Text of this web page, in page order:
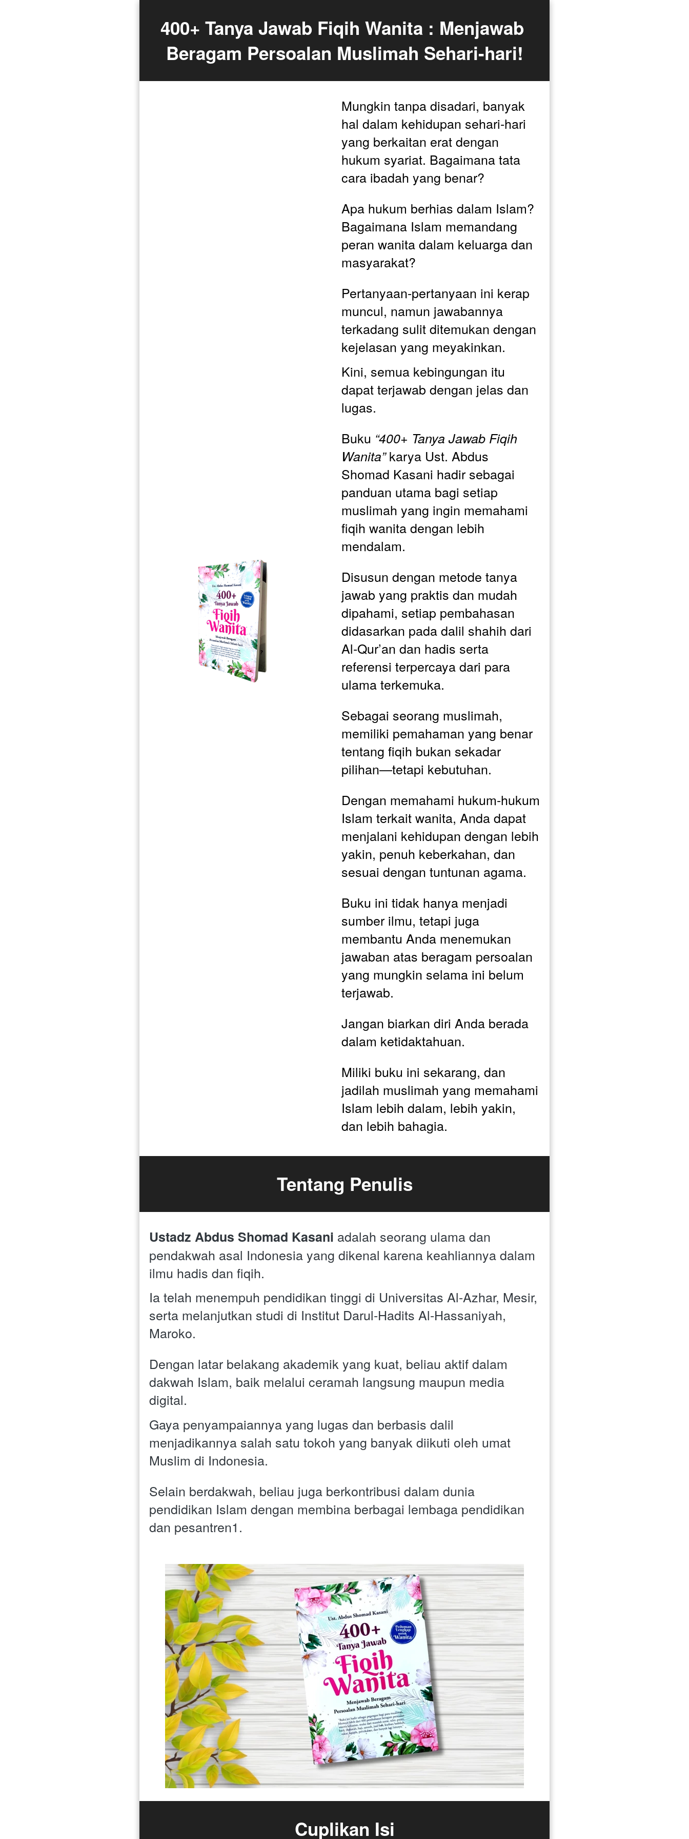
400+ Tanya Jawab Fiqih Wanita : Menjawab
Beragam Persoalan Muslimah Sehari-hari!
Mungkin tanpa disadari, banyak
hal dalam kehidupan sehari-hari
yang berkaitan erat dengan
hukum syariat. Bagaimana tata
cara ibadah yang benar?
Apa hukum berhias dalam Islam?
Bagaimana Islam memandang
peran wanita dalam keluarga dan
masyarakat?
Pertanyaan-pertanyaan ini kerap
muncul, namun jawabannya
terkadang sulit ditemukan dengan
kejelasan yang meyakinkan.
Kini, semua kebingungan itu
dapat terjawab dengan jelas dan
lugas.
Buku “400+ Tanya Jawab Fiqih
Wanita” karya Ust. Abdus
Shomad Kasani hadir sebagai
panduan utama bagi setiap
muslimah yang ingin memahami
fiqih wanita dengan lebih
mendalam.
Disusun dengan metode tanya
jawab yang praktis dan mudah
dipahami, setiap pembahasan
didasarkan pada dalil shahih dari
Al-Qur’an dan hadis serta
referensi terpercaya dari para
ulama terkemuka.
Sebagai seorang muslimah,
memiliki pemahaman yang benar
tentang fiqih bukan sekadar
pilihan—tetapi kebutuhan.
Dengan memahami hukum-hukum
Islam terkait wanita, Anda dapat
menjalani kehidupan dengan lebih
yakin, penuh keberkahan, dan
sesuai dengan tuntunan agama.
Buku ini tidak hanya menjadi
sumber ilmu, tetapi juga
membantu Anda menemukan
jawaban atas beragam persoalan
yang mungkin selama ini belum
terjawab.
Jangan biarkan diri Anda berada
dalam ketidaktahuan.
Miliki buku ini sekarang, dan
jadilah muslimah yang memahami
Islam lebih dalam, lebih yakin,
dan lebih bahagia.
Tentang Penulis
Ustadz Abdus Shomad Kasani adalah seorang ulama dan
pendakwah asal Indonesia yang dikenal karena keahliannya dalam
ilmu hadis dan fiqih.
Ia telah menempuh pendidikan tinggi di Universitas Al-Azhar, Mesir,
serta melanjutkan studi di Institut Darul-Hadits Al-Hassaniyah,
Maroko.
Dengan latar belakang akademik yang kuat, beliau aktif dalam
dakwah Islam, baik melalui ceramah langsung maupun media
digital.
Gaya penyampaiannya yang lugas dan berbasis dalil
menjadikannya salah satu tokoh yang banyak diikuti oleh umat
Muslim di Indonesia.
Selain berdakwah, beliau juga berkontribusi dalam dunia
pendidikan Islam dengan membina berbagai lembaga pendidikan
dan pesantren1.
Cuplikan Isi